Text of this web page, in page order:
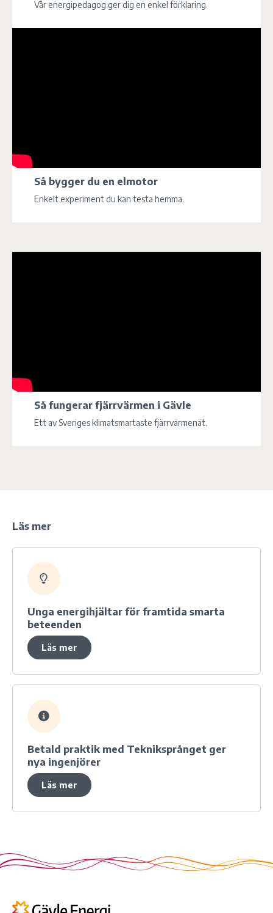
Vår energipedagog ger dig en enkel förklaring.
Så bygger du en elmotor
Enkelt experiment du kan testa hemma.
Så fungerar fjärrvärmen i Gävle
Ett av Sveriges klimatsmartaste fjärrvärmenät.
Läs mer
Unga energihjältar för framtida smarta
beteenden
Läs mer
Betald praktik med Tekniksprånget ger
nya ingenjörer
Läs mer